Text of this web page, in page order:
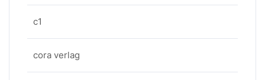
c1
cora verlag